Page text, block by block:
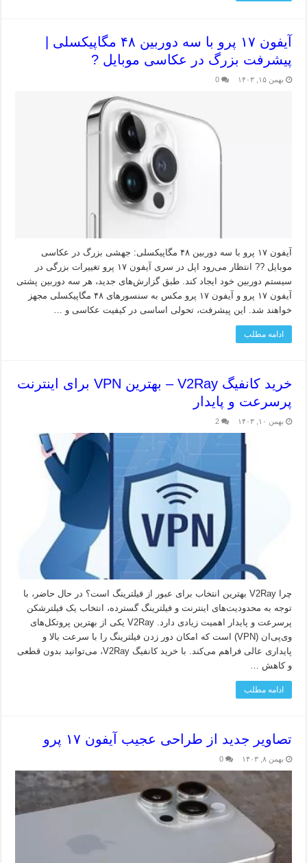
آیفون ۱۷ پرو با سه دوربین ۴۸ مگاپیکسلی |
پیشرفت بزرگ در عکاسی موبایل ?
بهمن ۱۵, ۱۴۰۳ 0
آیفون ۱۷ پرو با سه دوربین ۴۸ مگاپیکسلی: جهشی بزرگ در عکاسی
موبایل ?? انتظار می‌رود اپل در سری آیفون ۱۷ پرو تغییرات بزرگی در
سیستم دوربین خود ایجاد کند. طبق گزارش‌های جدید، هر سه دوربین پشتی
آیفون ۱۷ پرو و آیفون ۱۷ پرو مکس به سنسورهای ۴۸ مگاپیکسلی مجهز
خواهند شد. این پیشرفت، تحولی اساسی در کیفیت عکاسی و …
ادامه مطلب
خرید کانفیگ V2Ray – بهترین VPN برای اینترنت
پرسرعت و پایدار
بهمن ۱۰, ۱۴۰۳ 2
چرا V2Ray بهترین انتخاب برای عبور از فیلترینگ است؟ در حال حاضر، با
توجه به محدودیت‌های اینترنت و فیلترینگ گسترده، انتخاب یک فیلترشکن
پرسرعت و پایدار اهمیت زیادی دارد. V2Ray یکی از بهترین پروتکل‌های
وی‌پی‌ان (VPN) است که امکان دور زدن فیلترینگ را با سرعت بالا و
پایداری عالی فراهم می‌کند. با خرید کانفیگ V2Ray، می‌توانید بدون قطعی
و کاهش …
ادامه مطلب
تصاویر جدید از طراحی عجیب آیفون ۱۷ پرو
بهمن ۸, ۱۴۰۳ 0